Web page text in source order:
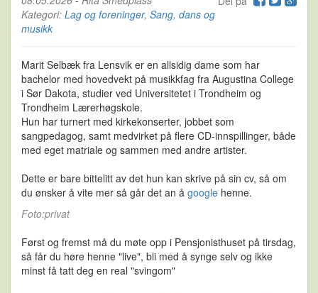
Kategori: Lag og foreninger, Sang, dans og
musikk
Marit Selbæk fra Lensvik er en allsidig dame som har
bachelor med hovedvekt på musikkfag fra Augustina College
i Sør Dakota, studier ved Universitetet i Trondheim og
Trondheim Lærerhøgskole.
Hun har turnert med kirkekonserter, jobbet som
sangpedagog, samt medvirket på flere CD-innspillinger, både
med eget matriale og sammen med andre artister.
Dette er bare bittelitt av det hun kan skrive på sin cv, så om
du ønsker å vite mer så går det an å google henne.
Foto:privat
Først og fremst må du møte opp i Pensjonisthuset på tirsdag,
så får du høre henne "live", bli med å synge selv og ikke
minst få tatt deg en real "svingom"